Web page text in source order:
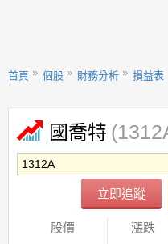
首頁 個股 財務分析 損益表
國喬特
立即追蹤
股價
漲跌